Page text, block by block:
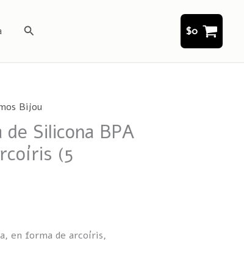
Buscar $0
Bijou
Silicona BPA
(5
en forma de arcoíris,